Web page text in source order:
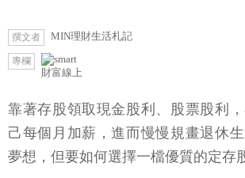
撰文者 MIN理財生活札記
專欄
財富線上
靠著存股領取現金股利、股票股利
己每個月加薪，進而慢慢規畫退休
夢想，但要如何選擇一檔優質的定存